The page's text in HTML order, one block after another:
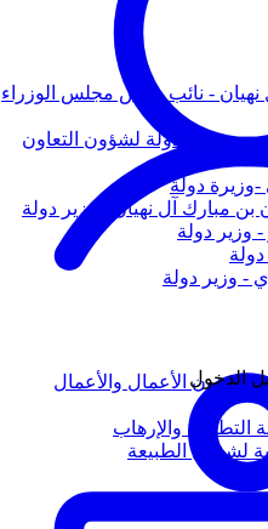
نهيان - نائب رئيس مجلس الوزراء
- وزيرة دولة لشؤون التعاون
وزيرة دولة
مبارك آل نهيان - وزير دولة
وزير دولة
- وزير دولة
لشؤون الأعمال والأعمال
التطرف والإرهاب
لشؤون الطبيعة
الدخول